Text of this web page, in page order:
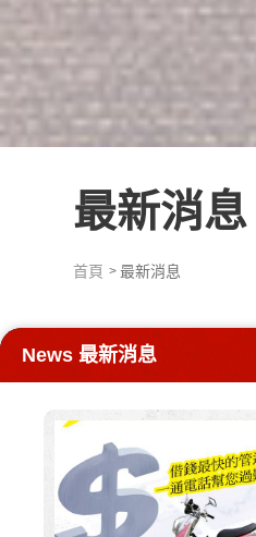
最新消息
首頁 最新消息
News 最新消息